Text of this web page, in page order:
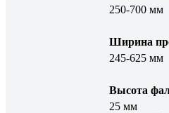
250-700 мм
Ширина
245-625 мм
Высота
25 мм